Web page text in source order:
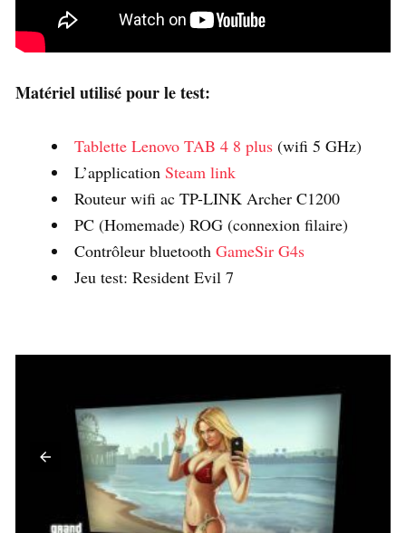
Matériel utilisé pour le test:
Tablette Lenovo TAB 4 8 plus (wifi 5 GHz)
L’application Steam link
Routeur wifi ac TP-LINK Archer C1200
PC (Homemade) ROG (connexion filaire)
Contrôleur bluetooth GameSir G4s
Jeu test: Resident Evil 7